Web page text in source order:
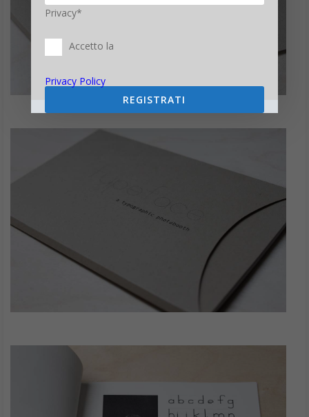
Privacy*
Accetto la
Privacy Policy
REGISTRATI